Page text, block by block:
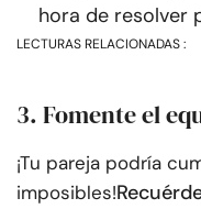
hora de resolver
LECTURAS RELACIONADAS :
3. Fomente el
¡Tu pareja podría
imposibles!